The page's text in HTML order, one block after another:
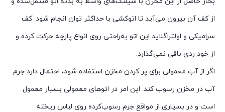
از کف آن بیرون می‌آید تا اتوکشی با حداکثر توان انجام شود. کف
سرامیکی و اولتراگلاید این اتو به‌راحتی روی انواع پارچه حرکت کرده و
از خود ردی باقی نمی‌گذارد.
اگر از آب معمولی برای پر کردن مخزن استفاده شود، احتمال دارد جرم
آب در مخزن رسوب کند. این امر در اتوهای معمولی بسیار معمول
است و در بسیاری از مواقع جرم رسوب‌کرده روی لباس ریخته